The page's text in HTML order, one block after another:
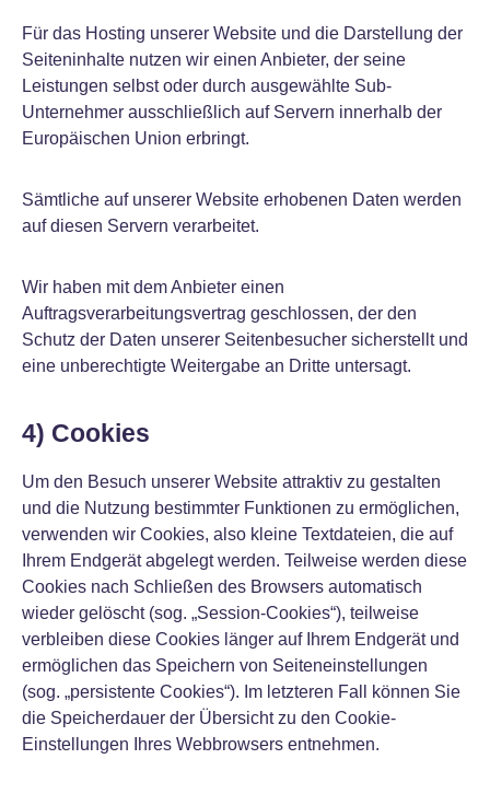
Für das Hosting unserer Website und die Darstellung der
Seiteninhalte nutzen wir einen Anbieter, der seine
Leistungen selbst oder durch ausgewählte Sub-
Unternehmer ausschließlich auf Servern innerhalb der
Europäischen Union erbringt.
Sämtliche auf unserer Website erhobenen Daten werden
auf diesen Servern verarbeitet.
Wir haben mit dem Anbieter einen
Auftragsverarbeitungsvertrag geschlossen, der den
Schutz der Daten unserer Seitenbesucher sicherstellt und
eine unberechtigte Weitergabe an Dritte untersagt.
4) Cookies
Um den Besuch unserer Website attraktiv zu gestalten
und die Nutzung bestimmter Funktionen zu ermöglichen,
verwenden wir Cookies, also kleine Textdateien, die auf
Ihrem Endgerät abgelegt werden. Teilweise werden diese
Cookies nach Schließen des Browsers automatisch
wieder gelöscht (sog. „Session-Cookies“), teilweise
verbleiben diese Cookies länger auf Ihrem Endgerät und
ermöglichen das Speichern von Seiteneinstellungen
(sog. „persistente Cookies“). Im letzteren Fall können Sie
die Speicherdauer der Übersicht zu den Cookie-
Einstellungen Ihres Webbrowsers entnehmen.